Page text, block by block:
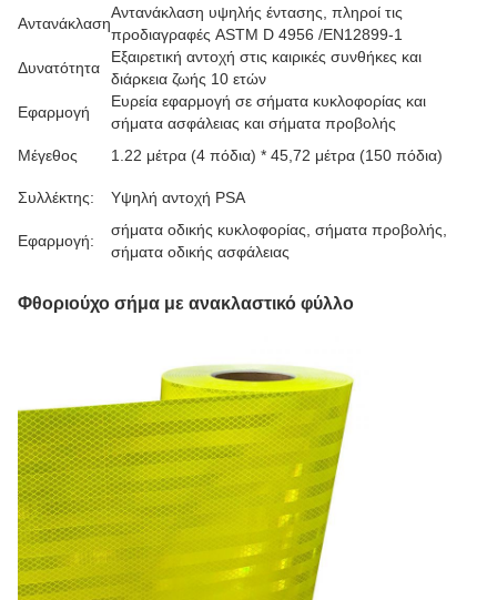
Αντανάκλαση
Αντανάκλαση υψηλής έντασης, πληροί τις
προδιαγραφές ASTM D 4956 /EN12899-1
Δυνατότητα
Εξαιρετική αντοχή στις καιρικές συνθήκες και
διάρκεια ζωής 10 ετών
Εφαρμογή
Ευρεία εφαρμογή σε σήματα κυκλοφορίας και
σήματα ασφάλειας και σήματα προβολής
Μέγεθος
1.22 μέτρα (4 πόδια) * 45,72 μέτρα (150 πόδια)
Συλλέκτης: Υψηλή αντοχή PSA
Εφαρμογή:
σήματα οδικής κυκλοφορίας, σήματα προβολής,
σήματα οδικής ασφάλειας
Φθοριούχο σήμα με ανακλαστικό φύλλο